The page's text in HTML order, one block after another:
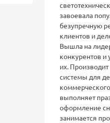
завоевала
безупречную
клиентов и
Вышла на
конкурентов и
их.
системы для
выполняет
оформление
занимается